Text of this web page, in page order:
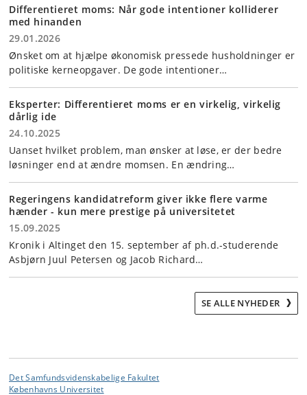
Differentieret moms: Når gode intentioner kolliderer
med hinanden
29.01.2026
Ønsket om at hjælpe økonomisk pressede husholdninger er
politiske kerneopgaver. De gode intentioner…
Eksperter: Differentieret moms er en virkelig, virkelig
dårlig ide
24.10.2025
Uanset hvilket problem, man ønsker at løse, er der bedre
løsninger end at ændre momsen. En ændring…
Regeringens kandidatreform giver ikke flere varme
hænder - kun mere prestige på universitetet
15.09.2025
Kronik i Altinget den 15. september af ph.d.-studerende
Asbjørn Juul Petersen og Jacob Richard…
SE ALLE NYHEDER
Det Samfundsvidenskabelige Fakultet
Københavns Universitet